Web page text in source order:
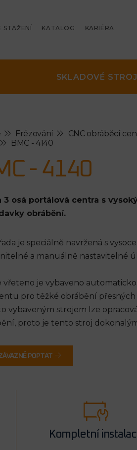
STAŽENÍ KATALOG
KARIÉRA
SKLADOVÉ
Frézování CNC obráběcí
BMC - 4140
- 4140
3 osá portálová centra s
obrábění.
je speciálně navržená s
a manuálně nastavitelné
vřeteno je vybaveno
pro těžké obrábění
vybaveným strojem lze
proto je tento stroj
POPTAT
Kompletní